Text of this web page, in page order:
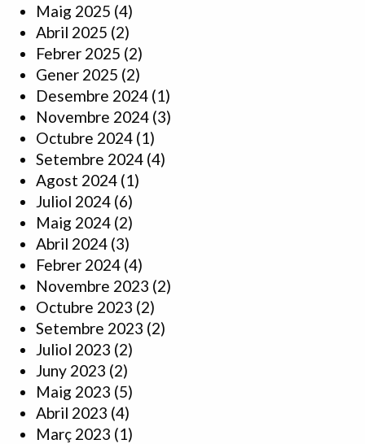
Maig 2025 (4)
Abril 2025 (2)
Febrer 2025 (2)
Gener 2025 (2)
Desembre 2024 (1)
Novembre 2024 (3)
Octubre 2024 (1)
Setembre 2024 (4)
Agost 2024 (1)
Juliol 2024 (6)
Maig 2024 (2)
Abril 2024 (3)
Febrer 2024 (4)
Novembre 2023 (2)
Octubre 2023 (2)
Setembre 2023 (2)
Juliol 2023 (2)
Juny 2023 (2)
Maig 2023 (5)
Abril 2023 (4)
Març 2023 (1)